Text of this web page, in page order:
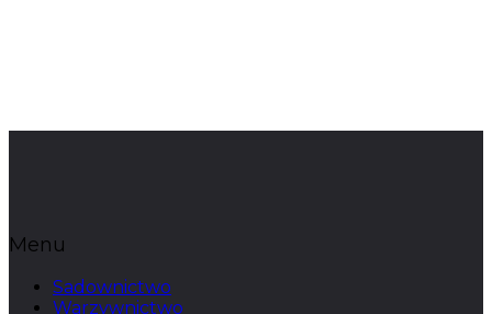
Menu
Sadownictwo
Warzywnictwo